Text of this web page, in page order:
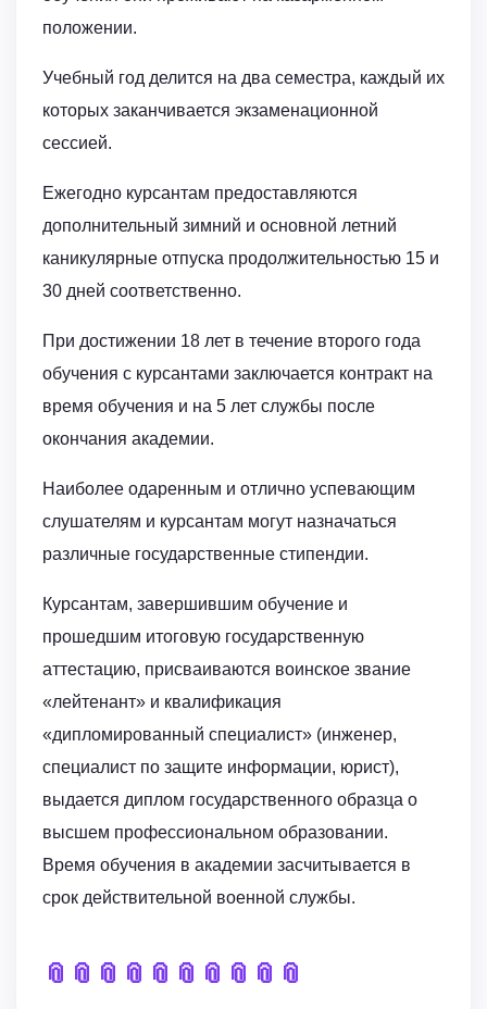
положении.
Учебный год делится на два семестра, каждый их
которых заканчивается экзаменационной
сессией.
Ежегодно курсантам предоставляются
дополнительный зимний и основной летний
каникулярные отпуска продолжительностью 15 и
30 дней соответственно.
При достижении 18 лет в течение второго года
обучения с курсантами заключается контракт на
время обучения и на 5 лет службы после
окончания академии.
Наиболее одаренным и отлично успевающим
слушателям и курсантам могут назначаться
различные государственные стипендии.
Курсантам, завершившим обучение и
прошедшим итоговую государственную
аттестацию, присваиваются воинское звание
«лейтенант» и квалификация
«дипломированный специалист» (инженер,
специалист по защите информации, юрист),
выдается диплом государственного образца о
высшем профессиональном образовании.
Время обучения в академии засчитывается в
срок действительной военной службы.
📎 📎 📎 📎 📎 📎 📎 📎 📎 📎